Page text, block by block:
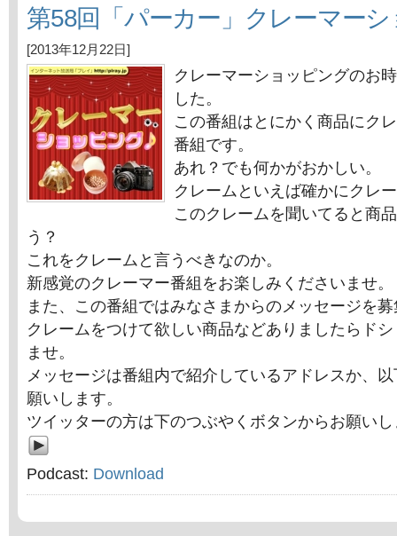
第58回「パーカー」クレーマー
[2013年12月22日]
クレーマーショッピングのお
した。
この番組はとにかく商品にク
番組です。
あれ？でも何かがおかしい。
クレームといえば確かにクレ
このクレームを聞いてると商
う？
これをクレームと言うべきなのか。
新感覚のクレーマー番組をお楽しみくださいませ。
また、この番組ではみなさまからのメッセージを
クレームをつけて欲しい商品などありましたらド
ませ。
メッセージは番組内で紹介しているアドレスか、
願いします。
ツイッターの方は下のつぶやくボタンからお願い
Podcast: Download